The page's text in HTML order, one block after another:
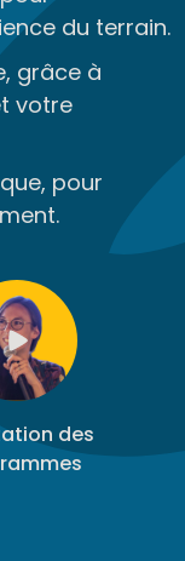
du terrain.
grâce à
votre
pour
des